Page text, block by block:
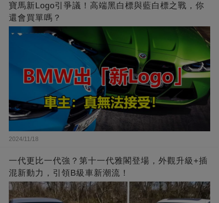
寶馬新Logo引爭議！高端黑白標與藍白標之戰，你
還會買單嗎？
2024/11/18
一代更比一代強？第十一代雅閣登場，外觀升級+插
混新動力，引領B級車新潮流！